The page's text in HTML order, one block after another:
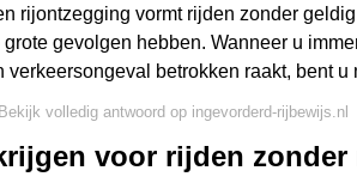
rijontzegging vormt rijden zonder
gevolgen hebben. Wanneer u
betrokken raakt, bent u
Bekijk volledig antwoord op ingevorderd-rijbewijs.nl
voor rijden